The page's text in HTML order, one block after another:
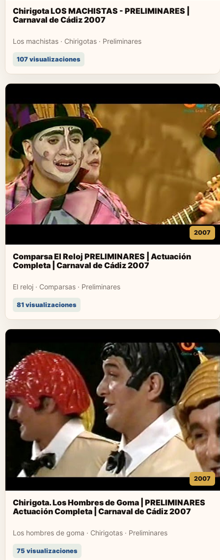
Chirigota LOS MACHISTAS - PRELIMINARES |
Carnaval de Cádiz 2007
Los machistas · Chirigotas · Preliminares
107 visualizaciones
2007
Comparsa El Reloj PRELIMINARES | Actuación
Completa | Carnaval de Cádiz 2007
El reloj · Comparsas · Preliminares
81 visualizaciones
2007
Chirigota. Los Hombres de Goma | PRELIMINARES
Actuación Completa | Carnaval de Cádiz 2007
Los hombres de goma · Chirigotas · Preliminares
75 visualizaciones